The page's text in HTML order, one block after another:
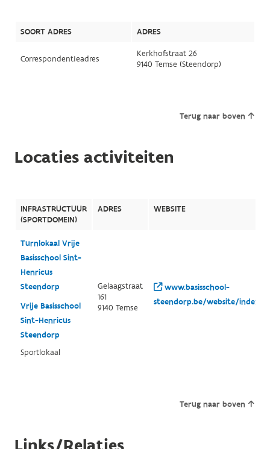
SOORT ADRES ADRES
Correspondentieadres
Kerkhofstraat 26
9140 Temse (Steendorp)
Terug naar boven
Locaties activiteiten
INFRASTRUCTUUR
(SPORTDOMEIN)
ADRES WEBSITE
Turnlokaal Vrije
Basisschool Sint-
Henricus
Steendorp
Vrije Basisschool
Sint-Henricus
Steendorp
Sportlokaal
Gelaagstraat
161
9140 Temse
www.basisschool-
steendorp.be/website/
Terug naar boven